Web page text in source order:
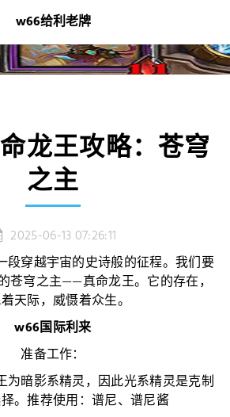
w66给利老牌
龙王攻略：苍穹
之主
2025-06-13 07:26:11
段穿越宇宙的史诗般的征程。我们要
苍穹之主——真命龙王。它的存在，
天际，威慑着众生。
w66国际利来
准备工作：
为暗影系精灵，因此光系精灵是克制
。推荐使用：谱尼、谱尼酱